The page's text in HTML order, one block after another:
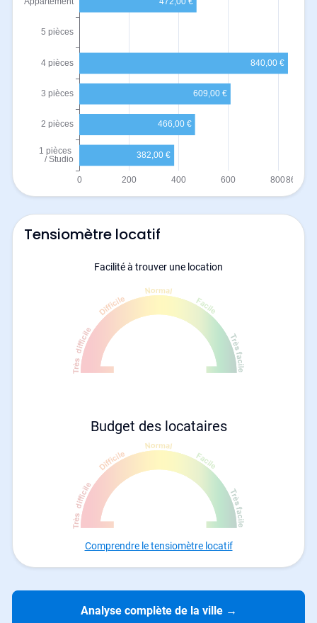
Tensiomètre locatif
Facilité à trouver une location
Budget des locataires
Comprendre le tensiomètre locatif
Analyse complète de la ville →